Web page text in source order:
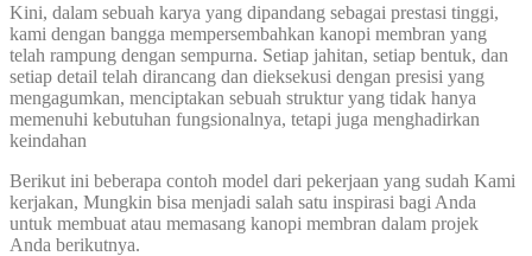
Kini, dalam sebuah karya yang dipandang sebagai prestasi tinggi,
kami dengan bangga mempersembahkan kanopi membran yang
telah rampung dengan sempurna. Setiap jahitan, setiap bentuk, dan
setiap detail telah dirancang dan dieksekusi dengan presisi yang
mengagumkan, menciptakan sebuah struktur yang tidak hanya
memenuhi kebutuhan fungsionalnya, tetapi juga menghadirkan
keindahan
Berikut ini beberapa contoh model dari pekerjaan yang sudah Kami
kerjakan, Mungkin bisa menjadi salah satu inspirasi bagi Anda
untuk membuat atau memasang kanopi membran dalam projek
Anda berikutnya.